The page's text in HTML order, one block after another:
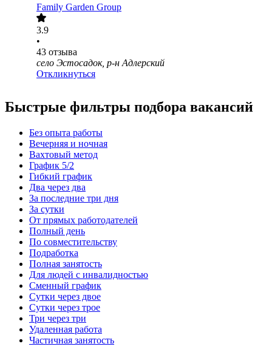
Family Garden Group
3.9
•
43 отзыва
село Эстосадок, р-н Адлерский
Откликнуться
Быстрые фильтры подбора вакансий
Без опыта работы
Вечерняя и ночная
Вахтовый метод
График 5/2
Гибкий график
Два через два
За последние три дня
За сутки
От прямых работодателей
Полный день
По совместительству
Подработка
Полная занятость
Для людей с инвалидностью
Сменный график
Сутки через двое
Сутки через трое
Три через три
Удаленная работа
Частичная занятость